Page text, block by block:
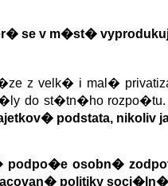
se v m�st�
z velk� i mal�
do st�tn�ho rozpo�tu.
podstata, nikoliv
osobn�
politiky soci�ln�